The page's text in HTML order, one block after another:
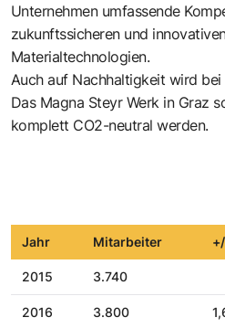
Unternehmen umfassende
zukunftssicheren und
Materialtechnologien.
Auch auf Nachhaltigkeit wird
Das Magna Steyr Werk in Graz
komplett CO2-neutral werden.
Jahr Mitarbeiter
2015 3.740
2016 3.800